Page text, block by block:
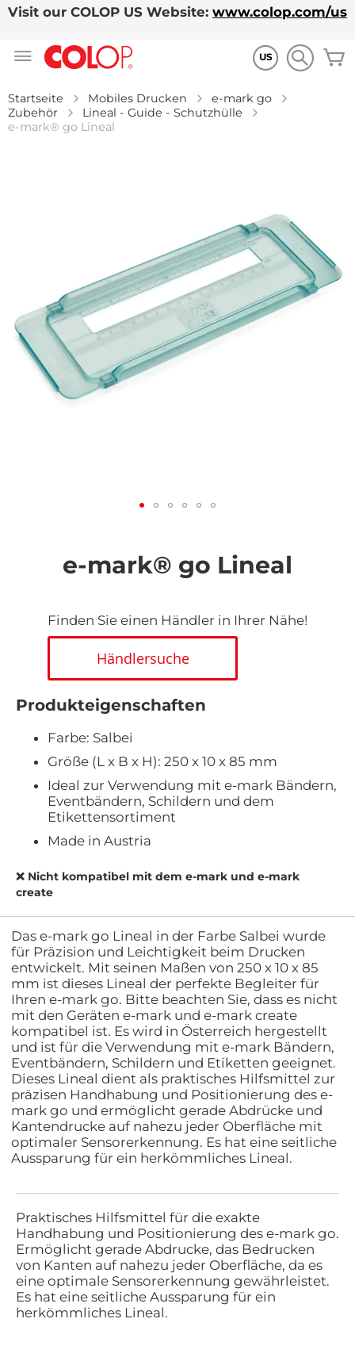
Visit our COLOP US Website: www.colop.com/us
US
Startseite Mobiles Drucken
e-mark go
Zubehör
Lineal - Guide - Schutzhülle
e-mark® go Lineal
e-mark® go Lineal
Finden Sie einen Händler in Ihrer Nähe!
Händlersuche
Produkteigenschaften
Farbe: Salbei
Größe (L x B x H): 250 x 10 x 85 mm
Ideal zur Verwendung mit e-mark Bändern,
Eventbändern, Schildern und dem
Etikettensortiment
Made in Austria
❌ Nicht kompatibel mit dem e-mark und e-mark
create
Das e-mark go Lineal in der Farbe Salbei wurde
für Präzision und Leichtigkeit beim Drucken
entwickelt. Mit seinen Maßen von 250 x 10 x 85
mm ist dieses Lineal der perfekte Begleiter für
Ihren e-mark go. Bitte beachten Sie, dass es nicht
mit den Geräten e-mark und e-mark create
kompatibel ist. Es wird in Österreich hergestellt
und ist für die Verwendung mit e-mark Bändern,
Eventbändern, Schildern und Etiketten geeignet.
Dieses Lineal dient als praktisches Hilfsmittel zur
präzisen Handhabung und Positionierung des e-
mark go und ermöglicht gerade Abdrücke und
Kantendrucke auf nahezu jeder Oberfläche mit
optimaler Sensorerkennung. Es hat eine seitliche
Aussparung für ein herkömmliches Lineal.
Praktisches Hilfsmittel für die exakte
Handhabung und Positionierung des e-mark go.
Ermöglicht gerade Abdrucke, das Bedrucken
von Kanten auf nahezu jeder Oberfläche, da es
eine optimale Sensorerkennung gewährleistet.
Es hat eine seitliche Aussparung für ein
herkömmliches Lineal.